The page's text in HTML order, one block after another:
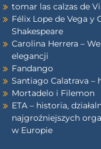
tomar las calzas de
Félix Lope de Vega y
Shakespeare
Carolina Herrera –
elegancji
Fandango
Santiago Calatrava –
Mortadelo i Filemon
ETA – historia,
najgroźniejszych
w Europie